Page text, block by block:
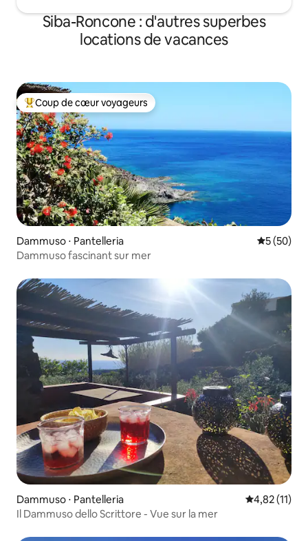
Siba-Roncone : d'autres superbes
locations de vacances
Coups de cœur voyageurs les plus appréciés
Coup de cœur voyageurs
Dammuso ⋅ Pantelleria
5 (50)
Dammuso fascinant sur mer
Dammuso ⋅ Pantelleria Évaluation
4,82 (11)
Il Dammuso dello Scrittore - Vue sur la mer